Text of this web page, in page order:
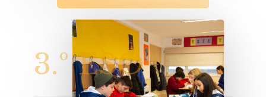
3.º ESO